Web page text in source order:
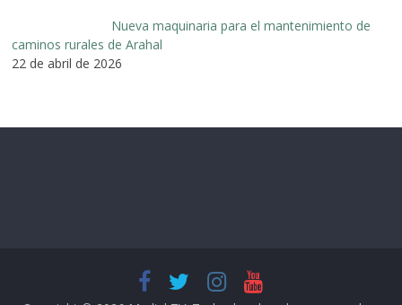
Nueva maquinaria para el mantenimiento de
caminos rurales de Arahal
22 de abril de 2026